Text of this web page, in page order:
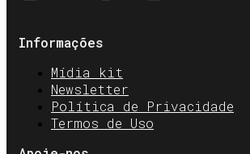
Informações
Mídia kit
Newsletter
Política de Privacidade
Termos de Uso